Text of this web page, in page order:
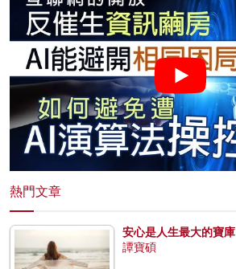
熱門文章
安心是人生最大的寶庫
譚寶碩